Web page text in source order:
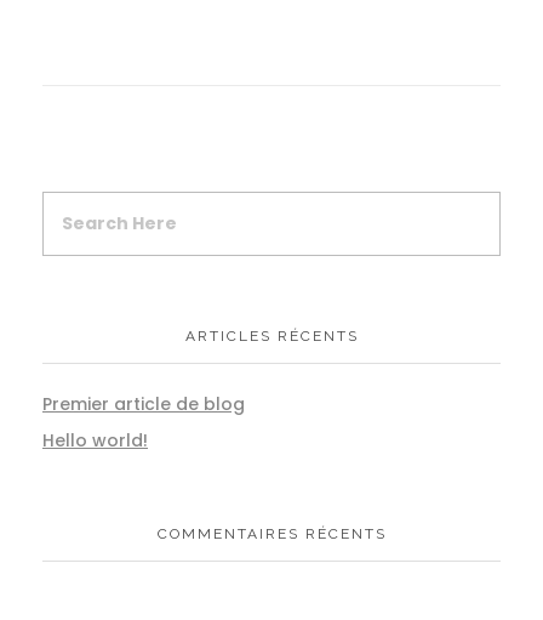
ARTICLES RÉCENTS
Premier article de blog
Hello world!
COMMENTAIRES RÉCENTS